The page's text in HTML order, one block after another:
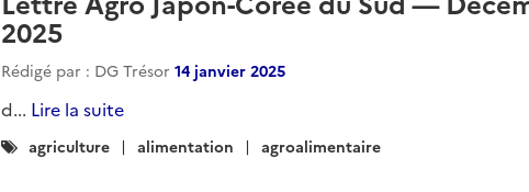
2025
Rédigé par : DG Trésor 14 janvier 2025
d... Lire la suite
Catégories
agriculture alimentation agroalimentaire